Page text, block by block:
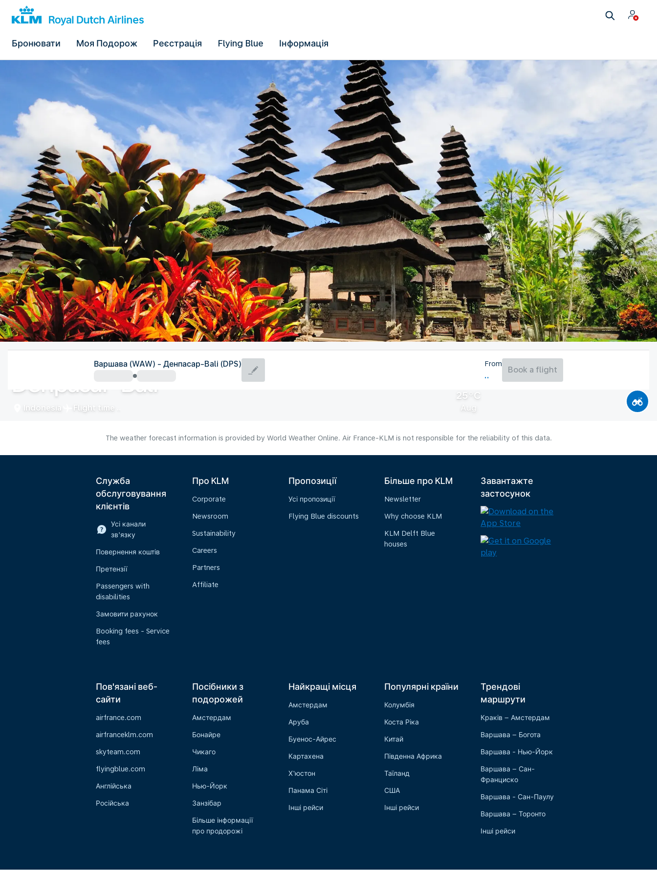
Бронювати Моя Подорож Реєстрація Flying Blue Інформація
Denpasar-Bali
Indonesia Flight time
25°C
Aug
Варшава (WAW) - Денпасар-Bali (DPS) From
Book a flight
The weather forecast information is provided by World Weather Online. Air France-KLM is not responsible for the reliability of this data.
Служба
обслуговування
клієнтів
Усі канали
зв’язку
Повернення коштів
Претензії
Passengers with
disabilities
Замовити рахунок
Booking fees - Service
fees
Про KLM
Corporate
Newsroom
Sustainability
Careers
Partners
Affiliate
Пропозиції
Усі пропозиції
Flying Blue discounts
Більше про KLM
Newsletter
Why choose KLM
KLM Delft Blue
houses
Завантажте
застосунок
Пов'язані веб-
сайти
airfrance.com
airfranceklm.com
skyteam.com
flyingblue.com
Англійська
Російська
Посібники з
подорожей
Амстердам
Бонайре
Чикаго
Ліма
Нью-Йорк
Занзібар
Більше інформації
про продорожі
Найкращі місця
Амстердам
Аруба
Буенос-Айрес
Картахена
Х'юстон
Панама Сіті
Інші рейси
Популярні країни
Колумбія
Коста Ріка
Китай
Південна Африка
Таїланд
США
Інші рейси
Трендові
маршрути
Краків – Амстердам
Варшава – Богота
Варшава - Нью-Йорк
Варшава – Сан-
Франциско
Варшава - Сан-Паулу
Варшава – Торонто
Інші рейси